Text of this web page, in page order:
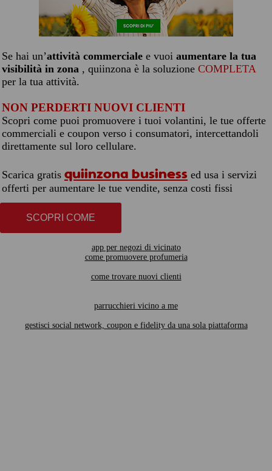
Se hai un’attività commerciale e vuoi aumentare la tua
visibilità in zona , quiinzona è la soluzione COMPLETA
per la tua attività.
NON PERDERTI NUOVI CLIENTI
Scopri come puoi promuovere i tuoi volantini, le tue offerte
commerciali e coupon verso i consumatori, intercettandoli
direttamente sul loro cellulare.
Scarica gratis quiinzona business ed usa i servizi
offerti per aumentare le tue vendite, senza costi fissi
SCOPRI COME
app per negozi di vicinato
come promuovere profumeria
come trovare nuovi clienti
parrucchieri vicino a me
gestisci social network, coupon e fidelity da una sola piattaforma